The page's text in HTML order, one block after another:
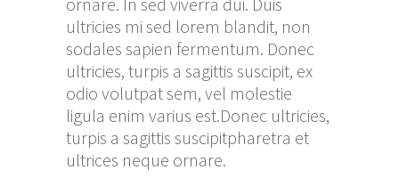
ultricies mi sed lorem blandit, non
sodales sapien fermentum. Donec
ultricies, turpis a sagittis suscipit, ex
odio volutpat sem, vel molestie
ligula enim varius est.Donec ultricies,
turpis a sagittis suscipitpharetra et
ultrices neque ornare.